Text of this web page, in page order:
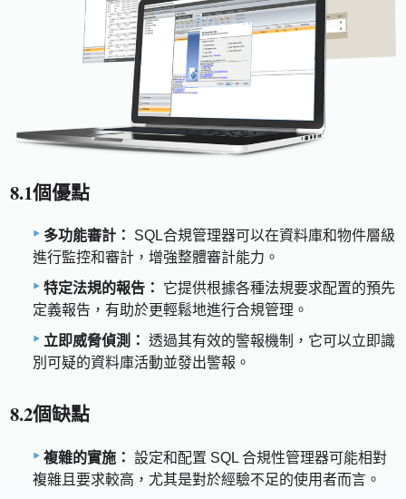
8.1個優點
多功能審計：
SQL合規管理器可以在資料庫和物件層級
進行監控和審計，增強整體審計能力。
特定法規的報告：
它提供根據各種法規要求配置的預先
定義報告，有助於更輕鬆地進行合規管理。
立即威脅偵測： 透過其有效的警報機制，它可以立即識
別可疑的資料庫活動並發出警報。
8.2個缺點
複雜的實施： 設定和配置 SQL 合規性管理器可能相對
複雜且要求較高，尤其是對於經驗不足的使用者而言。